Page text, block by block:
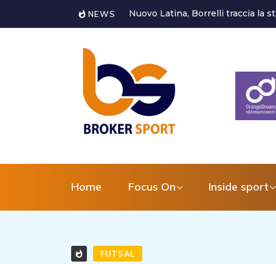
NEWS Castorri è un nuovo giocatore
Home Focus On Inside sport
FUTSAL